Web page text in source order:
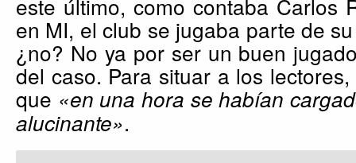
este último, como contaba Carlos
en MI, el club se jugaba parte de
¿no? No ya por ser un buen
del caso. Para situar a los
que «en una hora se habían
alucinante».